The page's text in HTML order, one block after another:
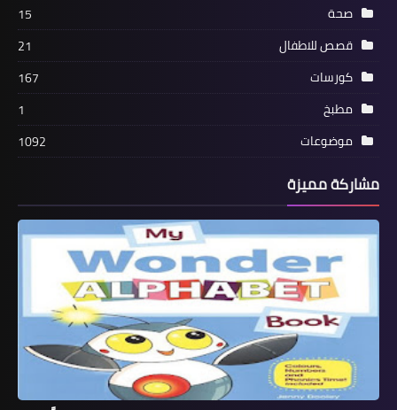
صحة
15
قصص للاطفال
21
كورسات
167
مطبخ
1
موضوعات
1092
مشاركة مميزة